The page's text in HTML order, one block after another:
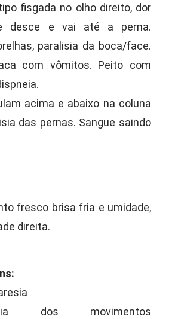
fisgada no olho direito, dor
desce e vai até a perna.
paralisia da boca/face.
com vômitos. Peito com
acima e abaixo na coluna
das pernas. Sangue saindo
fresco brisa fria e umidade,
direita.
dos movimentos